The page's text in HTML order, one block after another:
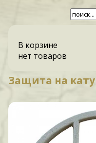
В корзине
нет товаров
Защита на